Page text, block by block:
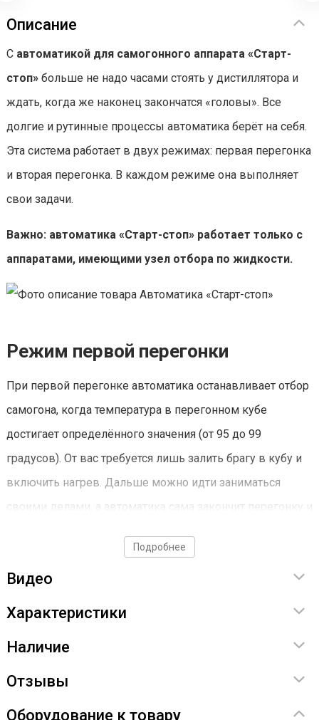
Описание
С автоматикой для самогонного аппарата «Старт-
стоп» больше не надо часами стоять у дистиллятора и
ждать, когда же наконец закончатся «головы». Все
долгие и рутинные процессы автоматика берёт на себя.
Эта система работает в двух режимах: первая перегонка
и вторая перегонка. В каждом режиме она выполняет
свои задачи.
Важно: автоматика «Старт-стоп» работает только с
аппаратами, имеющими узел отбора по жидкости.
Режим первой перегонки
При первой перегонке автоматика останавливает отбор
самогона, когда температура в перегонном кубе
достигает определённого значения (от 95 до 99
градусов). От вас требуется лишь залить брагу в кубу и
включить нагрев. Дальше можно идти заниматься
своими делами, а автоматика сама закончит перегонку и
Режим второй перегонки
Разделение спирта по фракциям обсуловлено тем, что у
перегонке в стандартной конфигурации вам придется
постоянно стоять у аппарата и контролировать
Подробнее
Видео
Характеристики
Наличие
Отзывы
Оборудование к товару